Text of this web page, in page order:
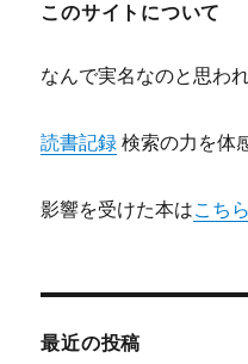
このサイトについて
なんで実名なのと思わ
読書記録 検索の力を体
影響を受けた本はこちら
最近の投稿